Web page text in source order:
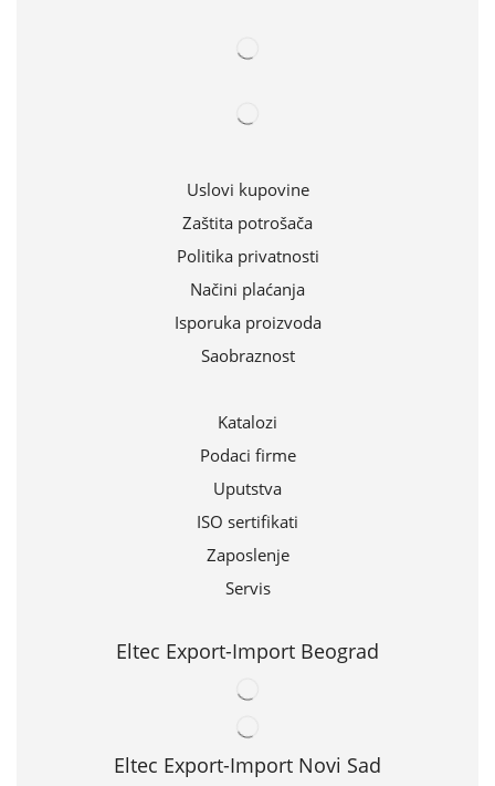
Uslovi kupovine
Zaštita potrošača
Politika privatnosti
Načini plaćanja
Isporuka proizvoda
Saobraznost
Katalozi
Podaci firme
Uputstva
ISO sertifikati
Zaposlenje
Servis
Eltec Export-Import Beograd
Eltec Export-Import Novi Sad